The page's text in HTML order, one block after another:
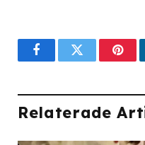
FacebookTwitter
Relaterade